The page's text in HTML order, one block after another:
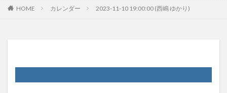
HOME カレンダー 2023-11-10 19:00:00 (西嶋 ゆかり)